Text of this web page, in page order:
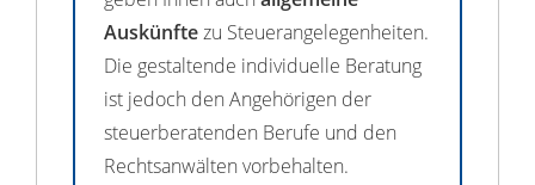
Auskünftezu Steuerangelegenheiten.
Die gestaltende individuelle Beratung
ist jedoch den Angehörigen der
steuerberatenden Berufe und den
Rechtsanwälten vorbehalten.